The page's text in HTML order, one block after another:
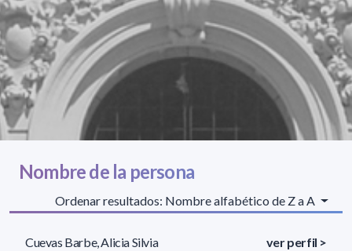
Nombre de la persona
Ordenar resultados: Nombre alfabético de Z a A
Cuevas Barbe, Alicia Silvia ver perfil >